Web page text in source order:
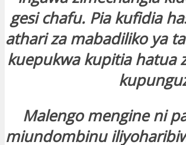
gesi chafu. Pia kufidia
athari za mabadiliko ya
kuepukwa kupitia hatua
Malengo mengine ni
miundombinu